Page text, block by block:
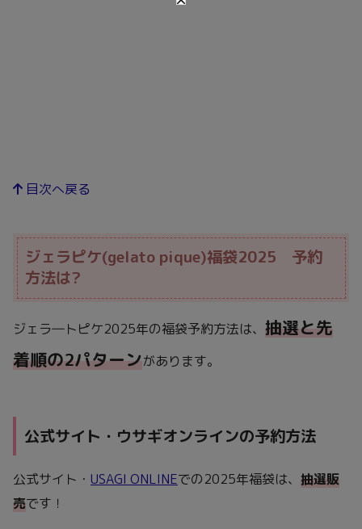
目次へ戻る
ジェラピケ(gelato pique)福袋2025 予約
方法は?
ジェラ―トピケ2025年の福袋予約方法は、 抽選と先
着順の2パターンがあります。
公式サイト・ウサギオンラインの予約方法
公式サイト・ USAGI ONLINEでの2025年福袋は、 抽選販
売です！